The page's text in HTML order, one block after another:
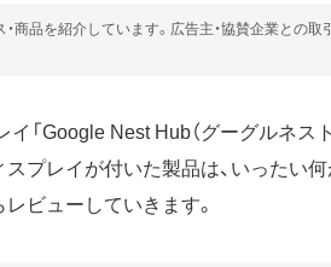
商品を紹介しています。広告主・協賛企業との
「Google Nest Hub（グーグルネス
プレイが付いた製品は、いったい
ビューしていきます。